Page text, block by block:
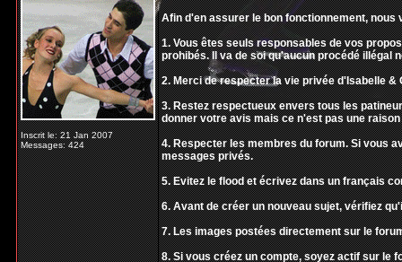
Inscrit le: 21 Jan 2007
Messages: 424
Afin d'en assurer le bon fonctionnement,
1. Vous êtes seuls responsables de vos
prohibés. Il va de soi qu'aucun procédé illégal
2. Merci de respecter la vie privée d'Isabelle &
3. Restez respectueux envers tous les
donner votre avis mais ce n'est pas une
4. Respecter les membres du forum. Si vous
messages privés.
5. Evitez le flood et écrivez dans un français
6. Avant de créer un nouveau sujet, vérifiez
7. Les images postées directement sur le
8. Si vous créez un compte, soyez actif sur le